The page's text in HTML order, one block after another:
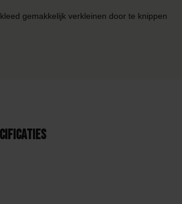
gemakkelijk verkleinen door te knippen